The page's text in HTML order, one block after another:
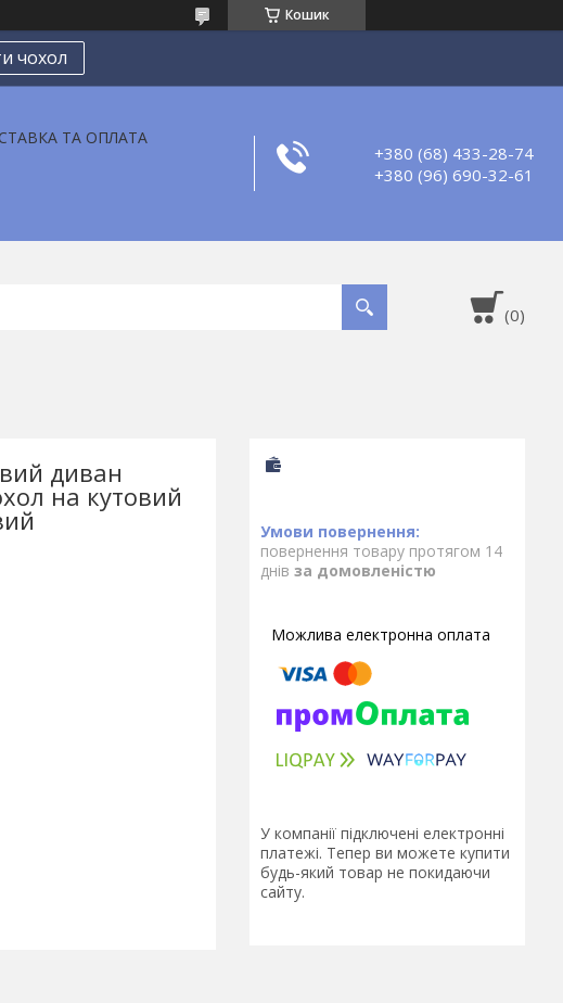
Кошик
чохол
ТА ОПЛАТА
+380 (68) 433-28-74
+380 (96) 690-32-61
диван
на кутовий
повернення товару протягом 14
днів за домовленістю
У компанії підключені електронні
платежі. Тепер ви можете купити
будь-який товар не покидаючи
сайту.